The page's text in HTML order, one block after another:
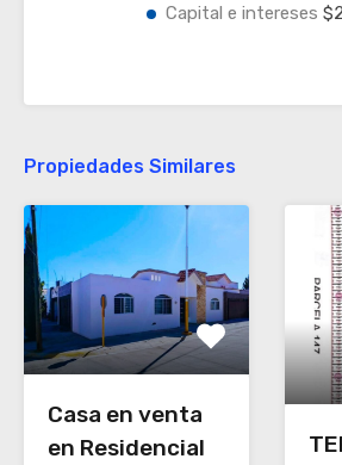
Capital e intereses
Propiedades Similares
Casa en venta
en Residencial